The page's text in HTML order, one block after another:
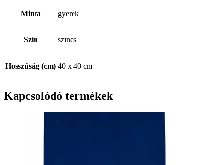
Minta gyerek
Szín színes
Hosszúság (cm) 40 x 40 cm
Kapcsolódó termékek